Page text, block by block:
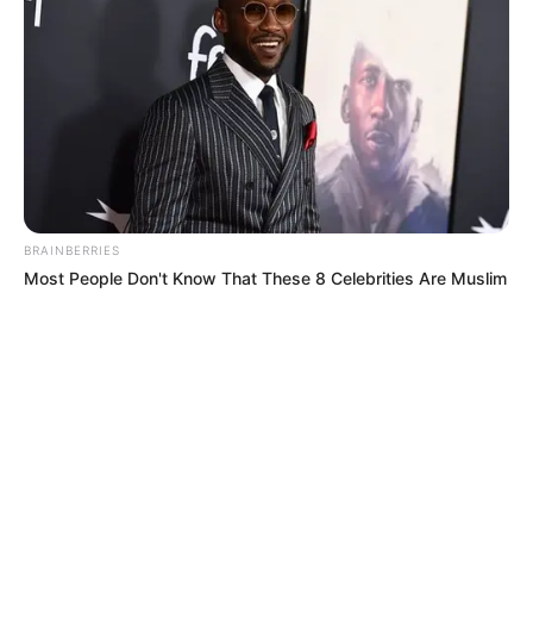
BRAINBERRIES
Most People Don't Know That These 8 Celebrities Are Muslim